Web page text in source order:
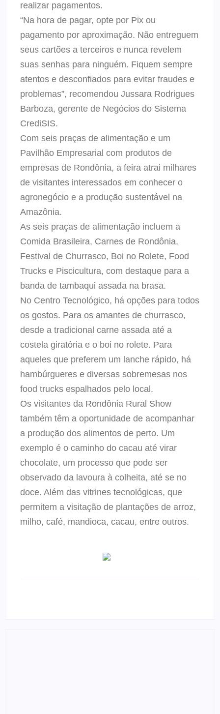
realizar pagamentos.
“Na hora de pagar, opte por Pix ou
pagamento por aproximação. Não entreguem
seus cartões a terceiros e nunca revelem
suas senhas para ninguém. Fiquem sempre
atentos e desconfiados para evitar fraudes e
problemas”, recomendou Jussara Rodrigues
Barboza, gerente de Negócios do Sistema
CrediSIS.
Com seis praças de alimentação e um
Pavilhão Empresarial com produtos de
empresas de Rondônia, a feira atrai milhares
de visitantes interessados em conhecer o
agronegócio e a produção sustentável na
Amazônia.
As seis praças de alimentação incluem a
Comida Brasileira, Carnes de Rondônia,
Festival de Churrasco, Boi no Rolete, Food
Trucks e Piscicultura, com destaque para a
banda de tambaqui assada na brasa.
No Centro Tecnológico, há opções para todos
os gostos. Para os amantes de churrasco,
desde a tradicional carne assada até a
costela giratória e o boi no rolete. Para
aqueles que preferem um lanche rápido, há
hambúrgueres e diversas sobremesas nos
food trucks espalhados pelo local.
Os visitantes da Rondônia Rural Show
também têm a oportunidade de acompanhar
a produção dos alimentos de perto. Um
exemplo é o caminho do cacau até virar
chocolate, um processo que pode ser
observado da lavoura à colheita, até se no
doce. Além das vitrines tecnológicas, que
permitem a visitação de plantações de arroz,
milho, café, mandioca, cacau, entre outros.